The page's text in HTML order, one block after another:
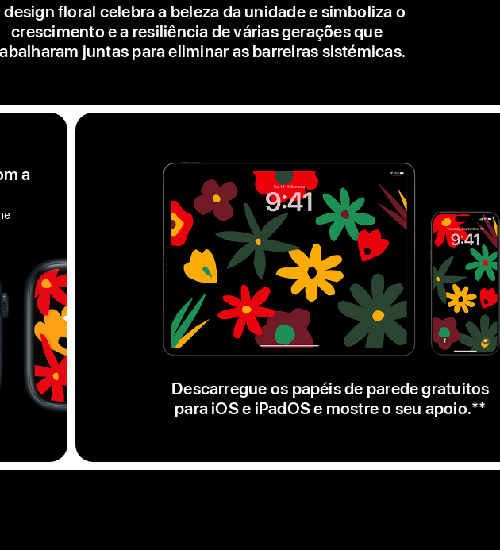
design floral celebra a beleza da unidade e simboliza o
crescimento e a resiliência de várias gerações que
juntas para eliminar as barreiras sistémicas.
a
Mostrador
Black
Unity
Unity
Bloom,
série
de
flores
nas
Descarregue os papéis de parede gratuitos
para iOS e iPadOS e mostre o seu apoio.nota
**